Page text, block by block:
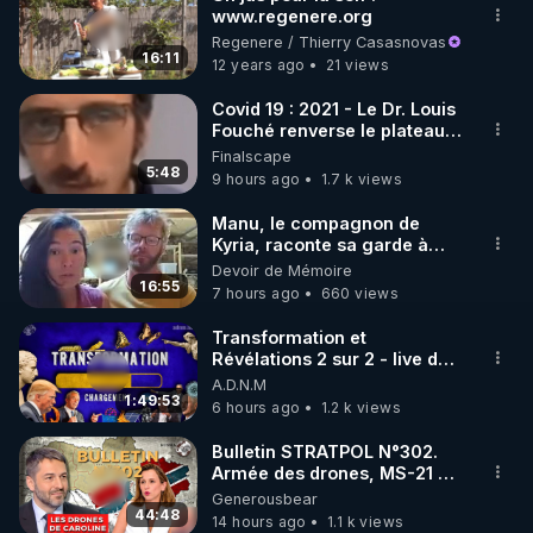
🌱 INSTAGRAM
https://www.instagram.com/rdlr_thierrycasasnovas/
http://rgnr.li/instagram
🌱 LA NEWSLETTER
Pour ne pas rater l’actualité RGNR (stages,
http://rgnr.li/news
🌱 VIDÉOS NON CENSURÉES SUR ODYSEE
Toutes les vidéos Youtube sont aussi sur la
http://rgnr.li/odysee
🌱 LES STAGES EN PRÉSENTIEL
http://rgnr.li/stages
16:11
www.regenere.org
Regenere / Thierry Casasnovas
12 years ago
21 views
5:48
Covid 19 : 2021 - Le Dr. Louis
Fouché renverse le plateau
de CNews !
Finalscape
9 hours ago
1.7 k views
16:55
Manu, le compagnon de
Kyria, raconte sa garde à
vue musclée. PARTAGEZ!
Devoir de Mémoire
7 hours ago
660 views
1:49:53
Transformation et
Révélations 2 sur 2 - live du
07/08/26
A.D.N.M
6 hours ago
1.2 k views
44:48
Bulletin STRATPOL N°302.
Armée des drones, MS-21 en
série, missiles coréens.
07.08.2026.
Generousbear
14 hours ago
1.1 k views